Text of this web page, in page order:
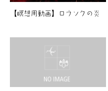
【瞑想用動画】ロウソクの炎